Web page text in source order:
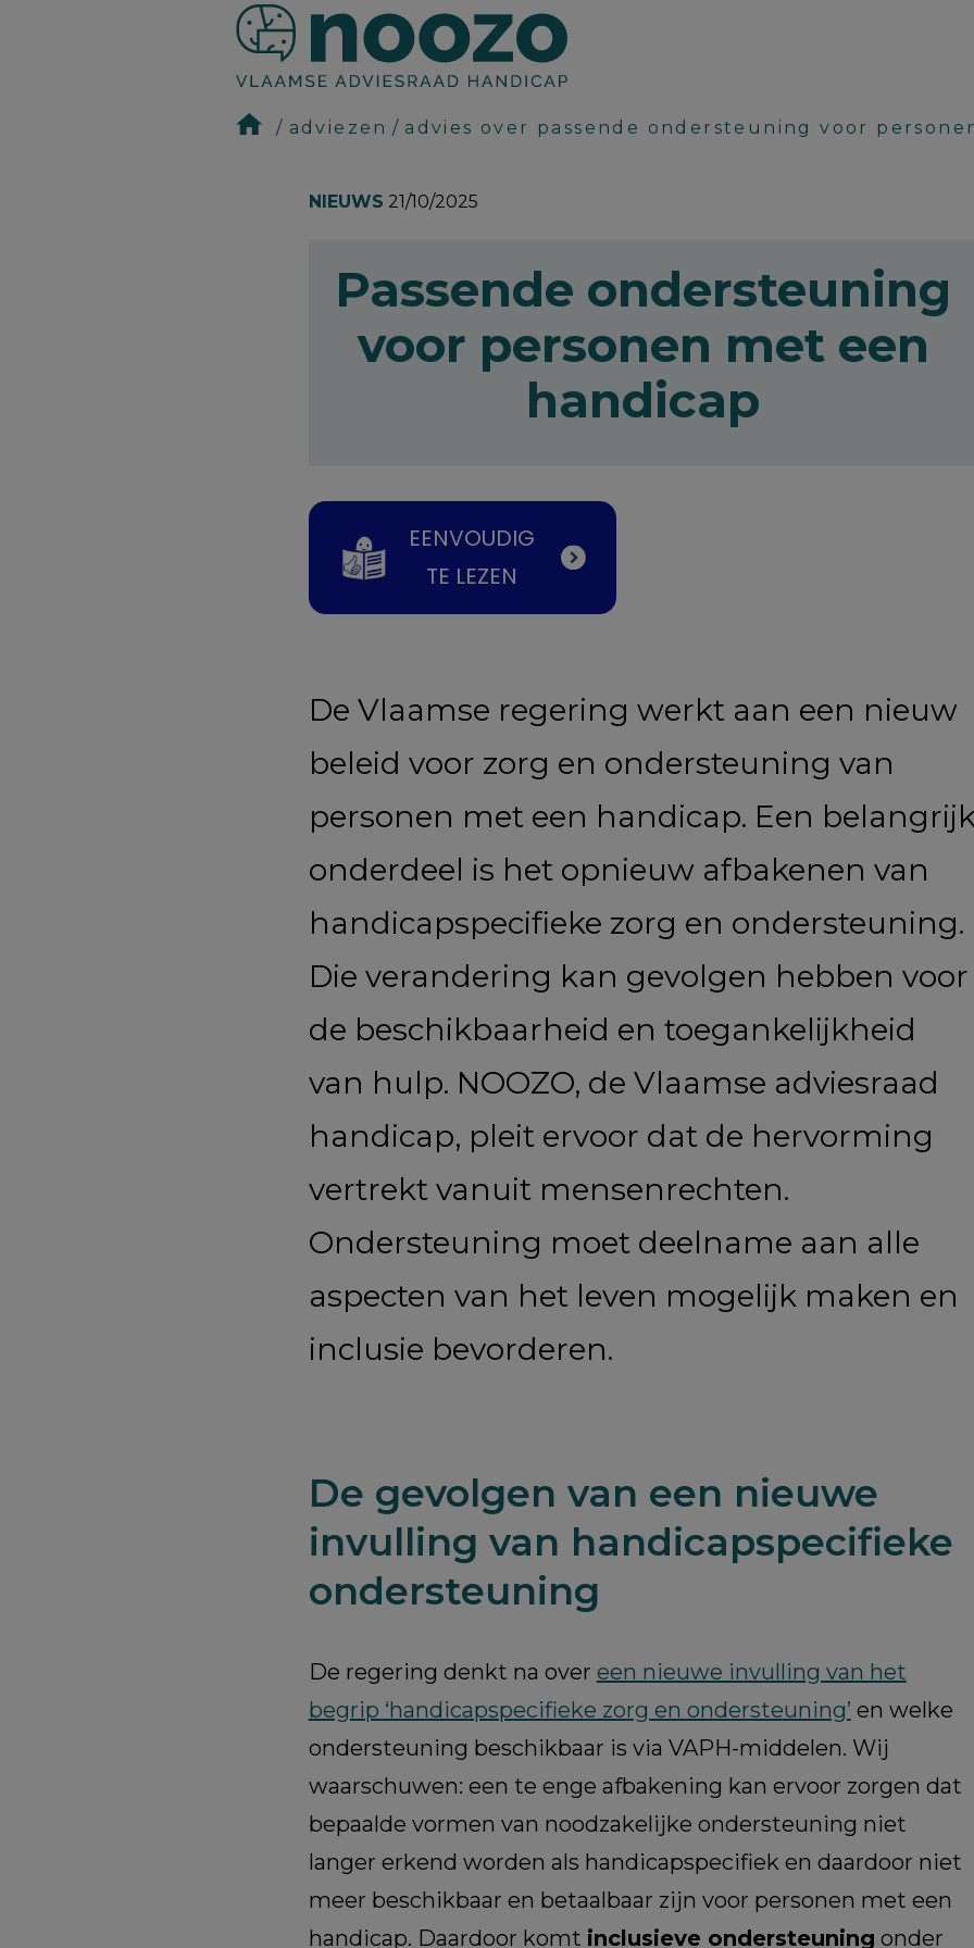
adviezen advies over passende ondersteuning voor
NIEUWS 21/10/2025
Passende ondersteuning
voor personen met een
handicap
EENVOUDIG
TE LEZEN
De Vlaamse regering werkt aan een nieuw
beleid voor zorg en ondersteuning van
personen met een handicap. Een
onderdeel is het opnieuw afbakenen van
handicapspecifieke zorg en ondersteuning.
Die verandering kan gevolgen hebben voor
de beschikbaarheid en toegankelijkheid
van hulp. NOOZO, de Vlaamse adviesraad
handicap, pleit ervoor dat de hervorming
vertrekt vanuit mensenrechten.
Ondersteuning moet deelname aan alle
aspecten van het leven mogelijk maken en
inclusie bevorderen.
De gevolgen van een nieuwe
invulling van handicapspecifieke
ondersteuning
De regering denkt na over een nieuwe invulling van het
begrip ‘handicapspecifieke zorg en ondersteuning’ en welke
ondersteuning beschikbaar is via VAPH-middelen. Wij
waarschuwen: een te enge afbakening kan ervoor zorgen dat
bepaalde vormen van noodzakelijke ondersteuning niet
langer erkend worden als handicapspecifiek en daardoor niet
meer beschikbaar en betaalbaar zijn voor personen met een
handicap. Daardoor komt inclusieve ondersteuning onder